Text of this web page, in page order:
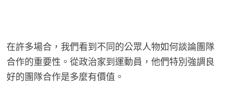
在許多場合，我們看到不同的公眾人物如何談論團隊
合作的重要性。從政治家到運動員，他們特別強調良
好的團隊合作是多麼有價值。